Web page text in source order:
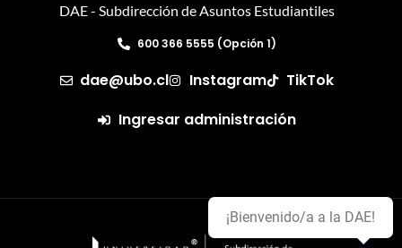
DAE - Subdirección de Asuntos Estudiantiles
600 366 5555 (Opción 1)
dae@ubo.cl Instagram
TikTok
Ingresar administración
¡Bienvenido/a a la DAE!